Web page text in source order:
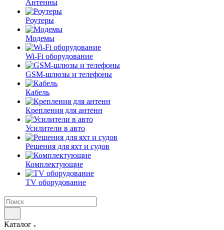
Антенны
Роутеры
Модемы
Wi-Fi оборудование
GSM-шлюзы и телефоны
Кабель
Крепления для антенн
Усилители в авто
Решения для яхт и судов
Комплектующие
TV оборудование
Каталог